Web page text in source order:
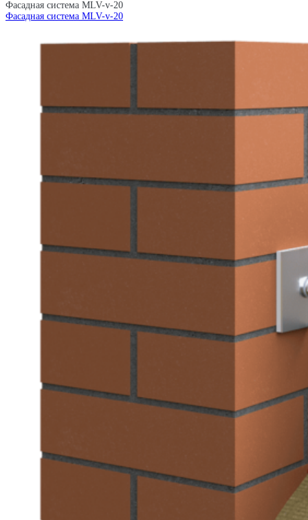
Фасадная система MLV-v-20
Фасадная система MLV-v-20